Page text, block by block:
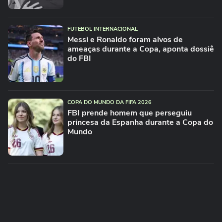
FUTEBOL INTERNACIONAL
Messi e Ronaldo foram alvos de
ameaças durante a Copa, aponta dossiê
do FBI
COPA DO MUNDO DA FIFA 2026
FBI prende homem que perseguiu
princesa da Espanha durante a Copa do
Mundo